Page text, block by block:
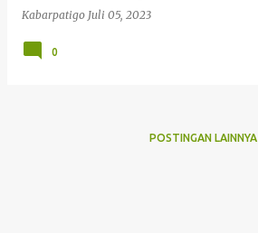
Kabarpatigo Juli 05, 2023
0
POSTINGAN LAINNYA